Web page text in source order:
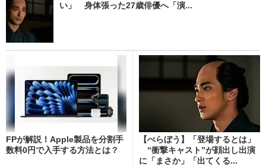
い」 身体張った27歳俳優へ「演...
FPが解説！Apple製品を分割手
数料0円で入手する方法とは？
【べらぼう】「登場するとは」
“衝撃キャスト”が顔出し出演
に「まさか」「出てくる...